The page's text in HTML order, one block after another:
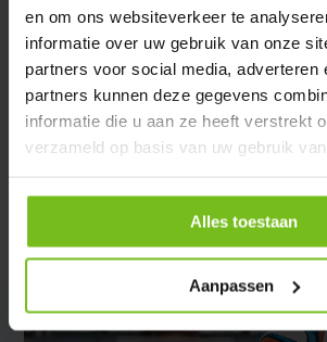
en om ons websiteverkeer te
informatie over uw gebruik van onze
partners voor social media, adverteren
partners kunnen deze gegevens
informatie die u aan ze heeft verstrekt
verzameld op basis van uw gebruik
Alles toestaan
Aanpassen
Spécifications
Évaluations
Partager